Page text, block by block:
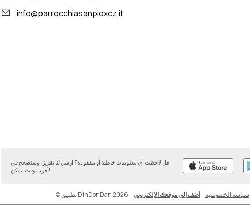
info@parrocchiasanpioxcz.it
هل لاحظت أي معلومات خاطئة أو مفقودة؟ أرسل لنا تقريرًا وسنصحح في
أقرب وقت ممكن!
© تطبيق DinDonDan 2026– سياسة الخصوصية –أضف إلى موقعك الإلكتروني